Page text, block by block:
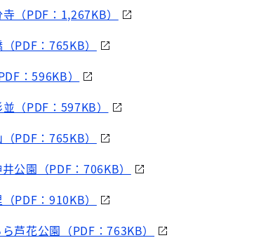
（PDF：1,267KB）
PDF：765KB）
：596KB）
（PDF：597KB）
PDF：765KB）
公園（PDF：706KB）
PDF：910KB）
芦花公園（PDF：763KB）